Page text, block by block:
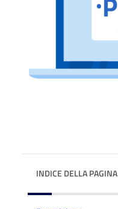
INDICE DELLA PAGINA